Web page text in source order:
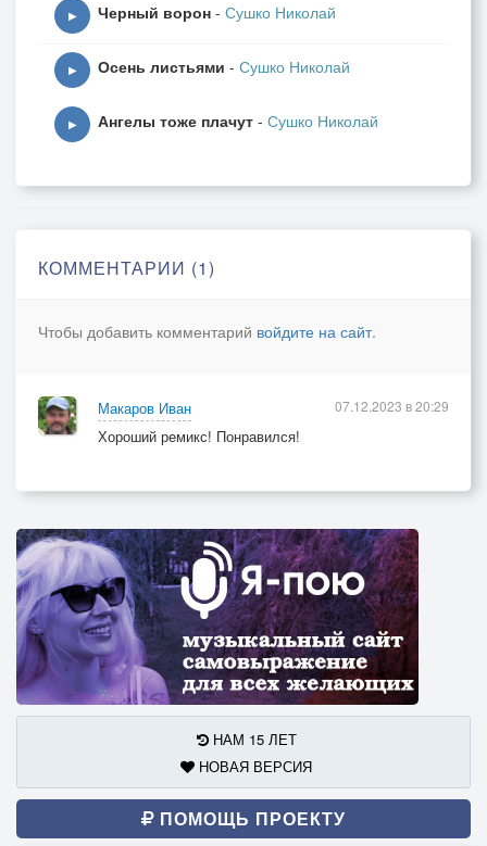
▶ Черный ворон - Сушко Николай
▶ Осень листьями - Сушко Николай
▶ Ангелы тоже плачут - Сушко Николай
КОММЕНТАРИИ (1)
Чтобы добавить комментарий войдите на сайт.
Макаров Иван
Хороший ремикс! Понравился!
07.12.2023 в 20:29
НАМ 15 ЛЕТ
НОВАЯ ВЕРСИЯ
ПОМОЩЬ ПРОЕКТУ